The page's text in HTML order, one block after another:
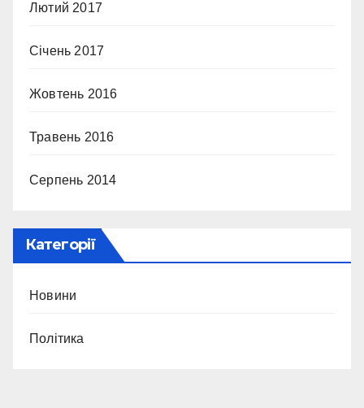
Лютий 2017
Січень 2017
Жовтень 2016
Травень 2016
Серпень 2014
Категорії
Новини
Політика